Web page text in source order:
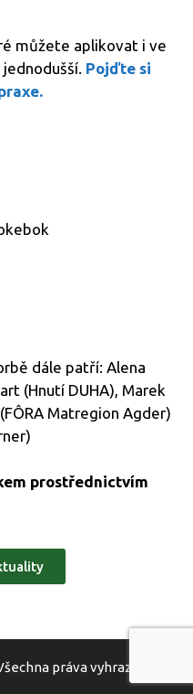
můžete aplikovat i ve
Pojďte si
dále patří: Alena
(Hnutí DUHA), Marek
Matregion Agder)
prostřednictvím
práva vyhrazena.